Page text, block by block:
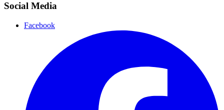
Social Media
Facebook